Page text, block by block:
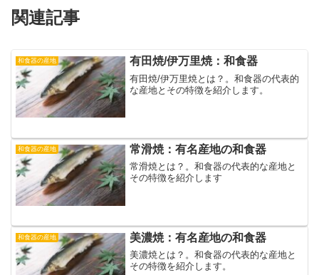
関連記事
和食器の産地 有田焼/伊万里焼：和食器
有田焼/伊万里焼とは？。和食器の代表的
な産地とその特徴を紹介します。
和食器の産地 常滑焼：有名産地の和食器
常滑焼とは？。和食器の代表的な産地と
その特徴を紹介します
和食器の産地 美濃焼：有名産地の和食器
美濃焼とは？。和食器の代表的な産地と
その特徴を紹介します。